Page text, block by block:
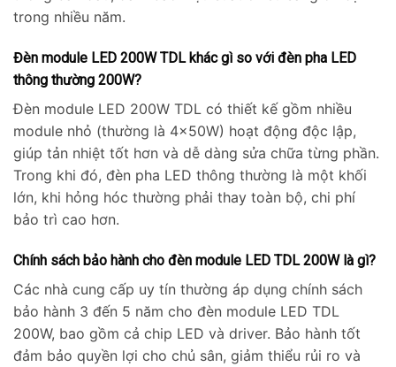
trong nhiều năm.
Đèn module LED 200W TDL khác gì so với đèn pha LED
thông thường 200W?
Đèn module LED 200W TDL có thiết kế gồm nhiều
module nhỏ (thường là 4x50W) hoạt động độc lập,
giúp tản nhiệt tốt hơn và dễ dàng sửa chữa từng phần.
Trong khi đó, đèn pha LED thông thường là một khối
lớn, khi hỏng hóc thường phải thay toàn bộ, chi phí
bảo trì cao hơn.
Chính sách bảo hành cho đèn module LED TDL 200W là gì?
Các nhà cung cấp uy tín thường áp dụng chính sách
bảo hành 3 đến 5 năm cho đèn module LED TDL
200W, bao gồm cả chip LED và driver. Bảo hành tốt
đảm bảo quyền lợi cho chủ sân, giảm thiểu rủi ro và